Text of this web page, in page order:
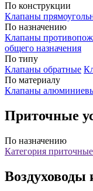
По конструкции
Клапаны
По назначению
Клапаны
общего назначения
По типу
Клапаны обратные
По материалу
Клапаны
Приточные
По назначению
Категория приточные